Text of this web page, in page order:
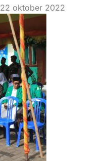
22 oktober 2022